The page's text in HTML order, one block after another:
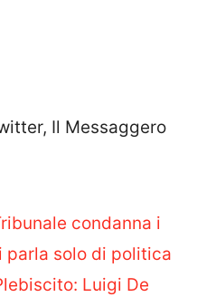
Il Messaggero
condanna i
parla solo di politica
Luigi De